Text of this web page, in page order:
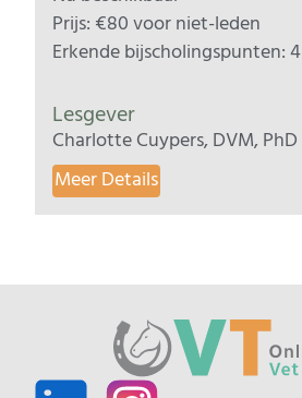
Prijs: €80 voor niet-leden
Erkende bijscholingspunten: 4
Lesgever
Charlotte Cuypers, DVM, PhD
Meer Details